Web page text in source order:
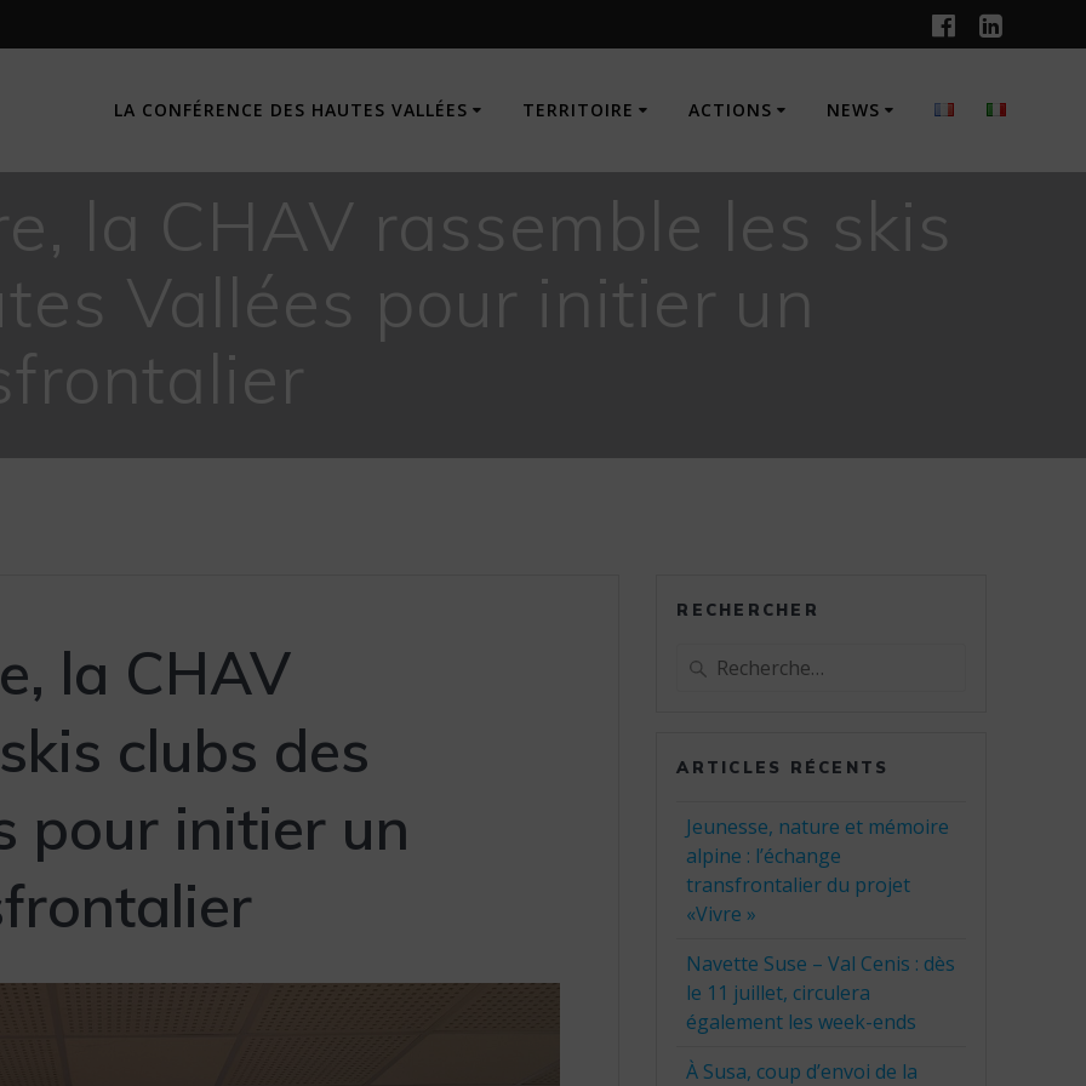
LA CONFÉRENCE DES HAUTES VALLÉES TERRITOIRE ACTIONS NEWS
la CHAV rassemble les skis
Vallées pour initier un
la CHAV
clubs des
pour initier un
RECHERCHER
Recherche
pour
ARTICLES RÉCENTS
Jeunesse, nature et mémoire
alpine : l’échange
transfrontalier du projet
«Vivre »
Navette Suse – Val Cenis : dès
le 11 juillet, circulera
également les week-ends
À Susa, coup d’envoi de la